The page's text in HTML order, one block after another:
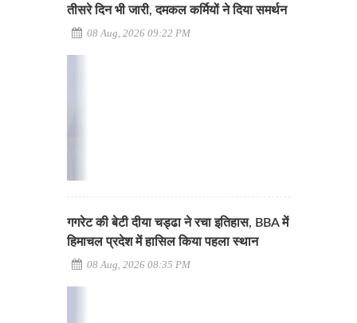
तीसरे दिन भी जारी, दमकल कर्मियों ने दिया समर्थन
08 Aug, 2026 09:22 PM
गगरेट की बेटी दीया चड्ढा ने रचा इतिहास, BBA में
हिमाचल प्रदेश में हासिल किया पहला स्थान
08 Aug, 2026 08:35 PM